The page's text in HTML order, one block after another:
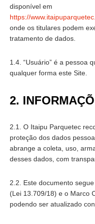
disponível em
https://
onde os titulares podem
tratamento de dados.
1.4. “Usuário” é a pessoa
qualquer forma este Site.
2.
2.1. O Itaipu Parquetec
proteção dos dados
abrange a coleta, uso,
desses dados, com
2.2. Este documento
(Lei 13.709/18) e o Marco
podendo ser atualizado